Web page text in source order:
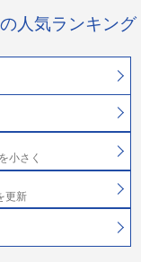
人気ランキング
小さく
更新